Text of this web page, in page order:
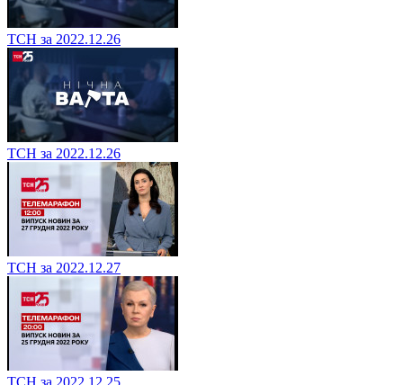
ТСН за 2022.12.26
ТСН за 2022.12.26
ТСН за 2022.12.27
ТСН за 2022.12.25